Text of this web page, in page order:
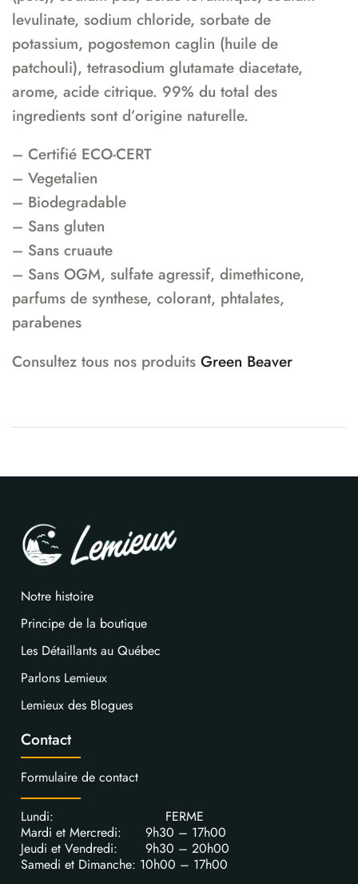
levulinate, sodium chloride, sorbate de
potassium, pogostemon caglin (huile de
patchouli), tetrasodium glutamate diacetate,
arome, acide citrique. 99% du total des
ingredients sont d’origine naturelle.
– Certifié ECO-CERT
– Vegetalien
– Biodegradable
– Sans gluten
– Sans cruaute
– Sans OGM, sulfate agressif, dimethicone,
parfums de synthese, colorant, phtalates,
parabenes
Consultez tous nos produits Green Beaver
Notre histoire
Principe de la boutique
Les Détaillants au Québec
Parlons Lemieux
Lemieux des Blogues
Contact
Formulaire de contact
Lundi: FERME
Mardi et Mercredi: 9h30 – 17h00
Jeudi et Vendredi: 9h30 – 20h00
Samedi et Dimanche: 10h00 – 17h00